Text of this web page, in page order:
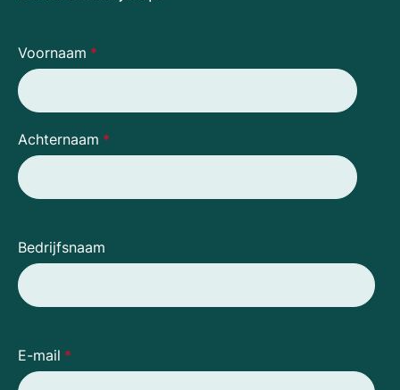
Voornaam *
Achternaam *
Bedrijfsnaam
E-mail *